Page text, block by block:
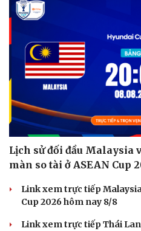
Cải chính
Lịch sử đối đầu Malaysia
màn so tài ở ASEAN Cup
Link xem trực tiếp
Cup 2026 hôm nay 8/8
Link xem trực tiếp Thái